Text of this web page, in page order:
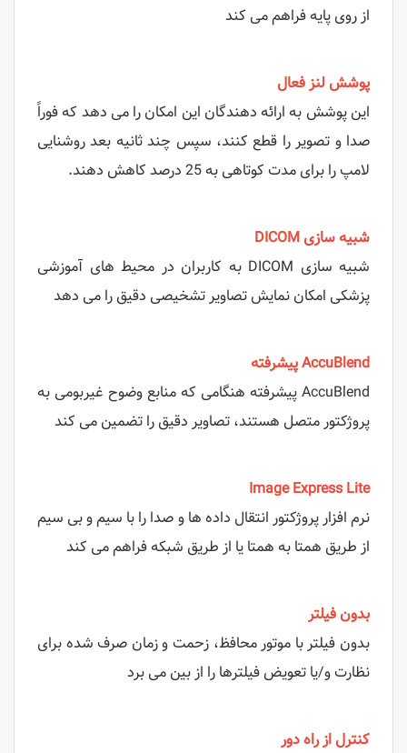
از روی پایه فراهم می کند
پوشش لنز فعال
این پوشش به ارائه دهندگان این امکان را می دهد که فوراً
صدا و تصویر را قطع کنند، سپس چند ثانیه بعد روشنایی
لامپ را برای مدت کوتاهی به 25 درصد کاهش دهند.
شبیه سازی DICOM
شبیه سازی DICOM به کاربران در محیط های آموزشی
پزشکی امکان نمایش تصاویر تشخیصی دقیق را می دهد
AccuBlend پیشرفته
AccuBlend پیشرفته هنگامی که منابع وضوح غیربومی به
پروژکتور متصل هستند، تصاویر دقیق را تضمین می کند
Image Express Lite
نرم افزار پروژکتور انتقال داده ها و صدا را با سیم و بی سیم
از طریق همتا به همتا یا از طریق شبکه فراهم می کند
بدون فیلتر
بدون فیلتر با موتور محافظ، زحمت و زمان صرف شده برای
نظارت و/یا تعویض فیلترها را از بین می برد
کنترل از راه دور